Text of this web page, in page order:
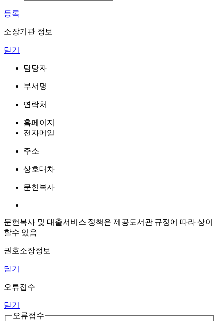
등록
소장기관 정보
닫기
담당자
부서명
연락처
홈페이지
전자메일
주소
상호대차
문헌복사
문헌복사 및 대출서비스 정책은 제공도서관 규정에 따라 상이
할수 있음
권호소장정보
닫기
오류접수
닫기
오류접수